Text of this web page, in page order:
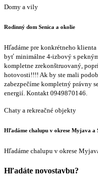
Domy a vily
Rodinný dom Senica a okolie
Hľadáme pre konkrétneho
byť minimálne 4-izbový s
kompletne zrekonštruovaný,
hotovosti!!!! Ak by ste mali
zabezpečíme kompletný právny
energií. Kontakt 0949870146.
Chaty a rekreačné objekty
Hľadáme chalupu v okrese Myjava a
Hľadáme chalupu v okrese
Hľadáte novostavbu?